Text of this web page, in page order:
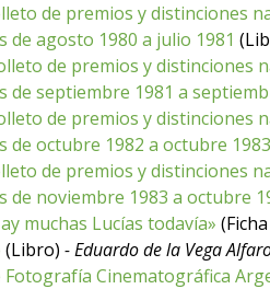
de premios y distinciones
de agosto 1980 a julio 1981
de premios y distinciones
de septiembre 1981 a
de premios y distinciones
de octubre 1982 a octubre 1983
de premios y distinciones
de noviembre 1983 a octubre
muchas Lucías todavía»
(Libro) - Eduardo de la Vega
Fotografía Cinematográfica